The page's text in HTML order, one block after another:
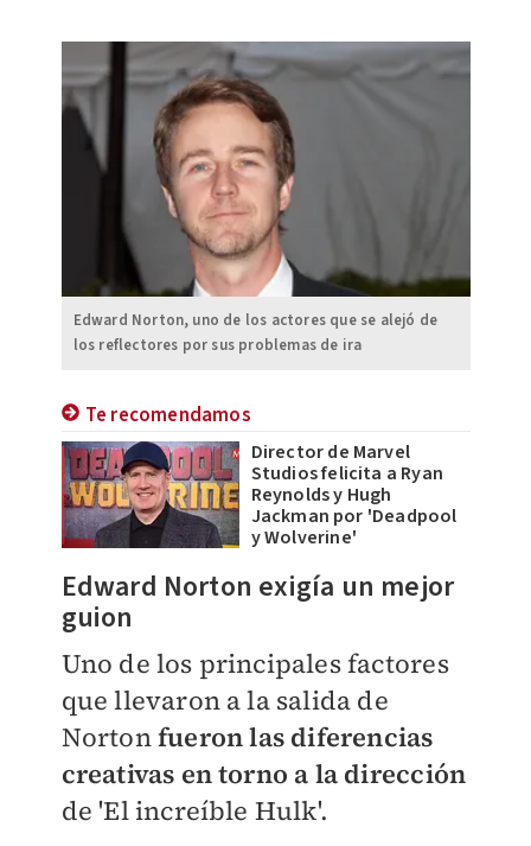
Edward Norton, uno de los actores que se alejó de
los reflectores por sus problemas de ira
Te recomendamos
Director de Marvel
Studios felicita a Ryan
Reynolds y Hugh
Jackman por 'Deadpool
y Wolverine'
Edward Norton exigía un mejor
guion
Uno de los principales factores
que llevaron a la salida de
Nortonfueron las diferencias
creativas en torno a la dirección
de 'El increíble Hulk'.